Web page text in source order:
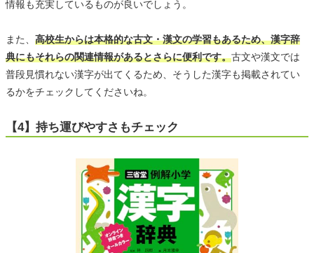
情報も充実しているものが良いでしょう。
また、 高校生からは本格的な古文・漢文の学習もあるため、漢字辞
典にもそれらの関連情報があるとさらに便利です。古文や漢文では
普段見慣れない漢字が出てくるため、そうした漢字も掲載されてい
るかをチェックしてくださいね。
【4】持ち運びやすさもチェック